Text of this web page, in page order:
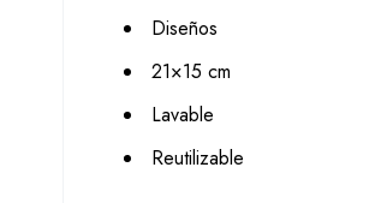
Diseños
21×15 cm
Lavable
Reutilizable